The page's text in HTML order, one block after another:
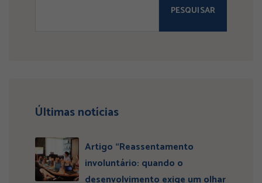
PESQUISAR
Últimas notícias
Artigo “Reassentamento
involuntário: quando o